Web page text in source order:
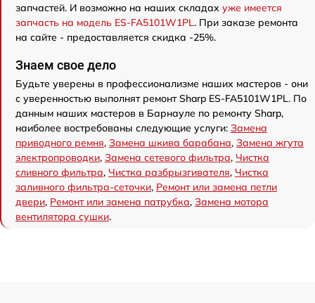
запчастей. И возможно на наших складах уже имеется
запчасть на модель ES-FA5101W1PL. При заказе ремонта
на сайте - предоставляется скидка -25%.
Знаем свое дело
Будьте уверены в профессионализме наших мастеров - они
с уверенностью выполнят ремонт Sharp ES-FA5101W1PL. По
данным наших мастеров в Барнауле по ремонту Sharp,
наиболее востребованы следующие услуги: Замена
приводного ремня, Замена шкива барабана, Замена жгута
электропроводки, Замена сетевого фильтра, Чистка
сливного фильтра, Чистка разбрызгивателя, Чистка
заливного фильтра-сеточки, Ремонт или замена петли
двери, Ремонт или замена патрубка, Замена мотора
вентилятора сушки.